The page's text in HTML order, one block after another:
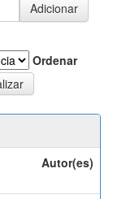
Ordenar
Autor(es)